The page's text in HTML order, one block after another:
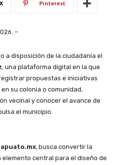
X Pinterest
–
a disposición de la ciudadanía el
, una plataforma digital en la que
propuestas e iniciativas
su colonia o comunidad,
vecinal y conocer el avance de
el municipio.
, busca convertir la
central para el diseño de